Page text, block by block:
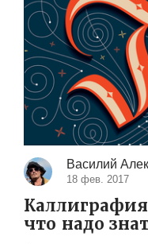
Василий
18 фев. 2017
что надо